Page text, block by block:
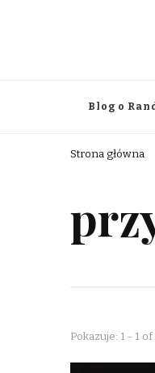
Blog o
Strona główna
Pokazuje: 1 - 1